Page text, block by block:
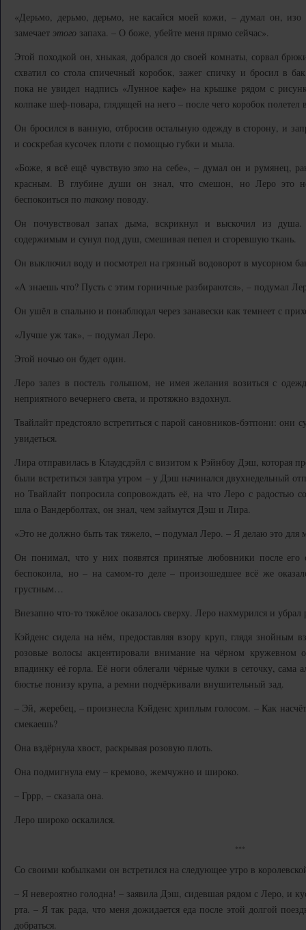
«Дерьмо, дерьмо, дерьмо, не касайся моей кожи, – думал он, изо
замечает этого запаха. – О боже, убейте меня прямо сейчас».
Этой походкой он, хныкая, добрался до своей комнаты, сорвал
схватил со стола спичечный коробок, зажег спичку и бросил в
пока не увидел надпись «Лунное кафе» на крышке рядом с
колпаке шеф-повара, глядящей на него – после чего коробок полетел
Он бросился в ванную, отбросив остальную одежду в сторону, и
и соскребая кусочек плоти с помощью губки и мыла.
«Боже, я всё ещё чувствуюэто на себе», – думал он и румянец,
красным. В глубине души он знал, что смешон, но Леро это
беспокоиться по такому поводу.
Он почувствовал запах дыма, вскрикнул и выскочил из
содержимым и сунул под душ, смешивая пепел и сгоревшую ткань.
Он выключил воду и посмотрел на грязный водоворот в мусорном
«А знаешь что? Пусть с этим горничные разбираются», – подумал
Он ушёл в спальню и понаблюдал через занавески как темнеет с
«Лучше уж так», – подумал Леро.
Этой ночью он будет один.
Леро залез в постель голышом, не имея желания возиться с
неприятного вечернего света, и протяжно вздохнул.
Твайлайт предстояло встретиться с парой сановников-бэтпони: они
увидеться.
Лира отправилась в Клаудсдэйл с визитом к Рэйнбоу Дэш, которая
были встретиться завтра утром – у Дэш начинался двухнедельный
но Твайлайт попросила сопровождать её, на что Леро с радостью
шла о Вандерболтах, он знал, чем займутся Дэш и Лира.
«Это не должно быть так тяжело, – подумал Леро. – Я делаю это для
Он понимал, что у них появятся принятые любовники после его
беспокоила, но – на самом-то деле – произошедшее всё же
грустным…
Внезапно что-то тяжёлое оказалось сверху. Леро нахмурился и убрал
Кэйденс сидела на нём, предоставляя взору круп, глядя знойным
розовые волосы акцентировали внимание на чёрном
впадинку её горла. Её ноги облегали чёрные чулки в сеточку, сама
бюстье понизу крупа, а ремни подчёркивали внушительный зад.
– Эй, жеребец, – произнесла Кэйденс хриплым голосом. – Как
смекаешь?
Она вздёрнула хвост, раскрывая розовую плоть.
Она подмигнула ему – кремово, жемчужно и широко.
– Гррр, – сказала она.
Леро широко оскалился.
***
Со своими кобылками он встретился на следующее утро в
– Я невероятно голодна! – заявила Дэш, сидевшая рядом с Леро, и
рта. – Я так рада, что меня дожидается еда после этой долгой
добраться.